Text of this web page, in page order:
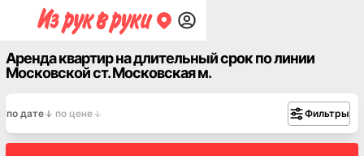
Аренда квартир на длительный срок по линии
Московской ст. Московская м.
по дате по цене Фильтры